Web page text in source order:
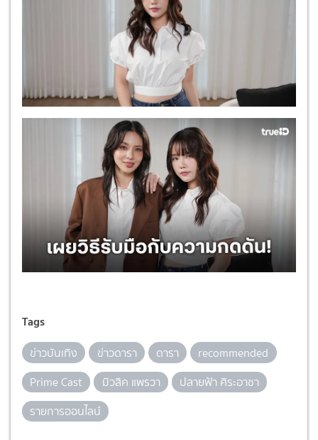
Tags
ข่าวบันเทิง ข่าวดารา ดารา
recommended
Prime Cast
มิวสิค แพรวา
ปลายฟ้า ศิระอาชา
รายการออนไลน์